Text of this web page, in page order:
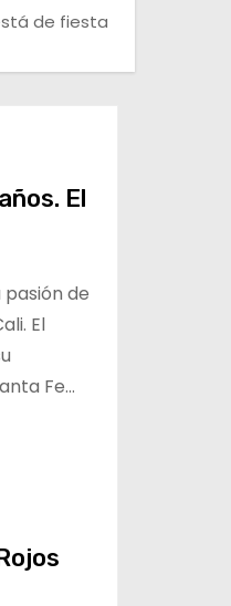
de fiesta
El
pasión de
El
Fe…